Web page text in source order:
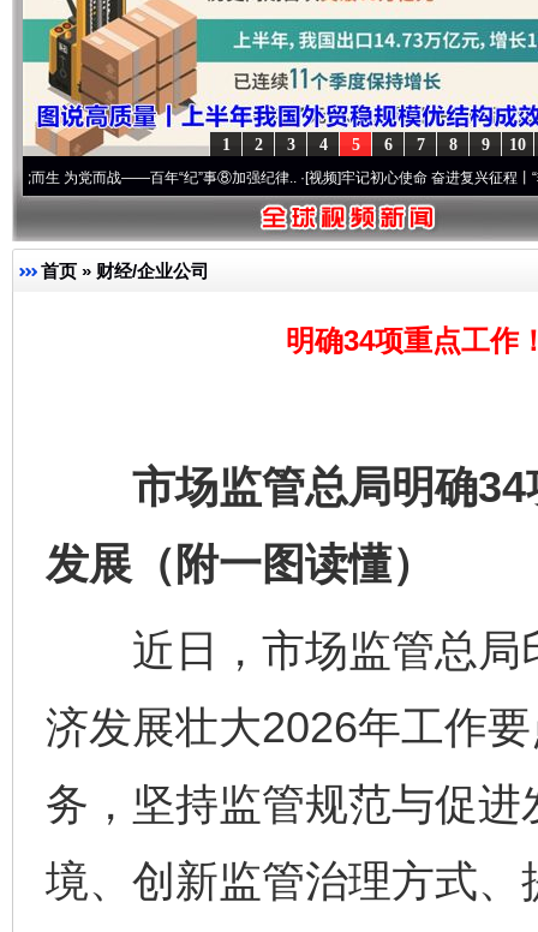
10
9
8
7
6
5
4
3
2
1
百年“纪”事⑧加强纪律..·[视频]牢记初心使命 奋进复兴征程丨“转折之城”激荡..·[
首页 » 财经/企业公司
明确34项重点工作
市场监管总局明确34
发展（附一图读懂）
近日，市场监管总局
济发展壮大2026年工作
务，坚持监管规范与促
境、创新监管治理方式